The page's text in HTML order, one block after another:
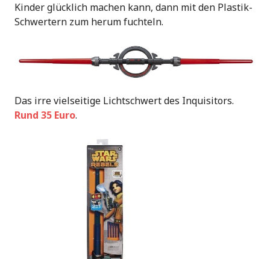
Kinder glücklich machen kann, dann mit den Plastik-
Schwertern zum herum fuchteln.
Das irre vielseitige Lichtschwert des Inquisitors.
Rund 35 Euro.